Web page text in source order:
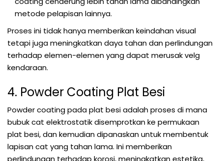
metode pelapisan lainnya.
Proses ini tidak hanya memberikan keindahan visual
tetapi juga meningkatkan daya tahan dan perlindungan
terhadap elemen-elemen yang dapat merusak velg
kendaraan.
4. Powder Coating Plat Besi
Powder coating pada plat besi adalah proses di mana
bubuk cat elektrostatik disemprotkan ke permukaan
plat besi, dan kemudian dipanaskan untuk membentuk
lapisan cat yang tahan lama. Ini memberikan
perlindungan terhadap korosi, meningkatkan estetika,